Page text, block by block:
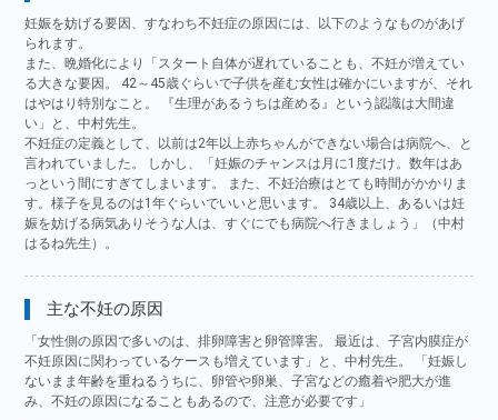
妊娠を妨げる要因、すなわち不妊症の原因には、以下のようなものがあげ
られます。
また、晩婚化により「スタート自体が遅れていることも、不妊が増えてい
る大きな要因。 42～45歳ぐらいで子供を産む女性は確かにいますが、それ
はやはり特別なこと。 『生理があるうちは産める』という認識は大間違
い」と、中村先生。
不妊症の定義として、以前は2年以上赤ちゃんができない場合は病院へ、と
言われていました。 しかし、「妊娠のチャンスは月に1度だけ。数年はあ
っという間にすぎてしまいます。 また、不妊治療はとても時間がかかりま
す。様子を見るのは1年ぐらいでいいと思います。 34歳以上、あるいは妊
娠を妨げる病気ありそうな人は、すぐにでも病院へ行きましょう」（中村
はるね先生）。
主な不妊の原因
「女性側の原因で多いのは、排卵障害と卵管障害。 最近は、子宮内膜症が
不妊原因に関わっているケースも増えています」と、中村先生。 「妊娠し
ないまま年齢を重ねるうちに、卵管や卵巣、子宮などの癒着や肥大が進
み、不妊の原因になることもあるので、注意が必要です」